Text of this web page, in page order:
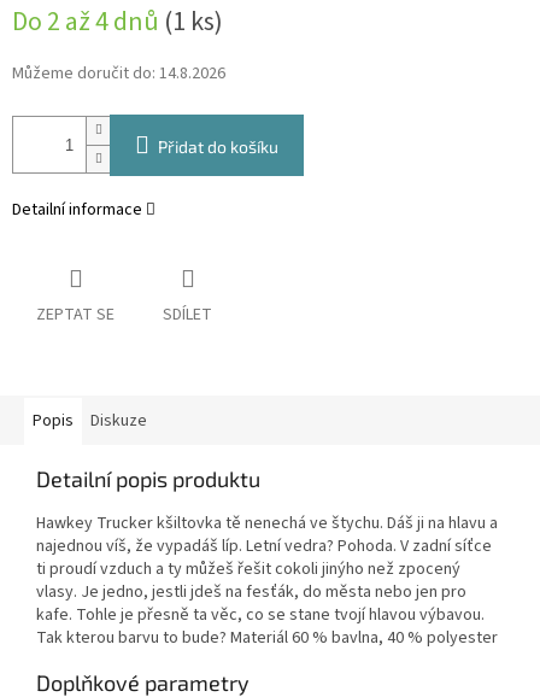
cena:
Do 2 až 4 dnů (1 ks)
Můžeme doručit do: 14.8.2026
Přidat do košíku
Detailní informace
ZEPTAT SE SDÍLET
Popis Diskuze
Detailní popis produktu
Hawkey Trucker kšiltovka tě nenechá ve štychu. Dáš ji na hlavu a
najednou víš, že vypadáš líp. Letní vedra? Pohoda. V zadní síťce
ti proudí vzduch a ty můžeš řešit cokoli jinýho než zpocený
vlasy. Je jedno, jestli jdeš na fesťák, do města nebo jen pro
kafe. Tohle je přesně ta věc, co se stane tvojí hlavou výbavou.
Tak kterou barvu to bude? Materiál 60 % bavlna, 40 % polyester
Doplňkové parametry